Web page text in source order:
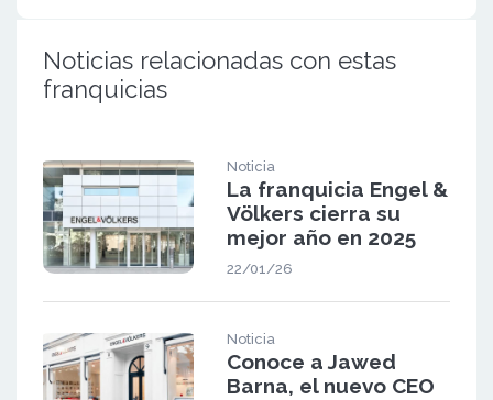
Noticias relacionadas con estas
franquicias
Noticia
La franquicia Engel &
Völkers cierra su
mejor año en 2025
22/01/26
Noticia
Conoce a Jawed
Barna, el nuevo CEO